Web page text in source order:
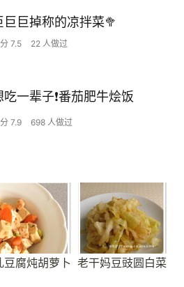
巨巨掉称的凉拌菜🥦
7.5 22 人做过
吃一辈子❗️番茄肥牛烩饭
7.9 698 人做过
豆腐炖胡萝卜 老干妈豆豉圆白菜